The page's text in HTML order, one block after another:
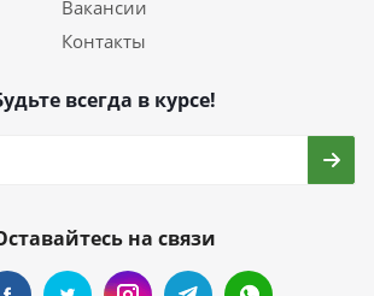
Вакансии
Контакты
всегда в курсе!
на связи